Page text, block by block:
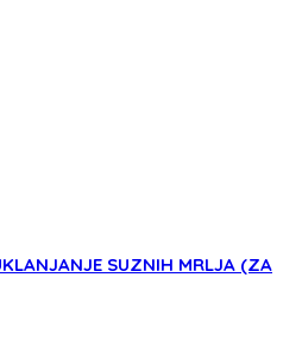
SUZNIH MRLJA (ZA